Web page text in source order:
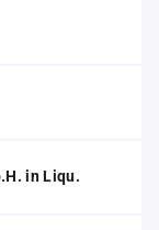
in Liqu.